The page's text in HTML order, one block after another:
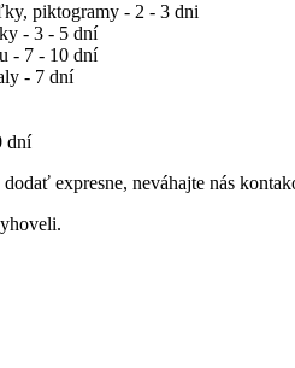
piktogramy - 2 - 3 dni
- 3 - 5 dní
- 7 - 10 dní
- 7 dní
dní
expresne, neváhajte nás